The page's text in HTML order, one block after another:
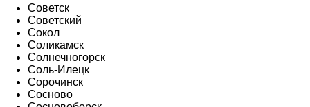
Советск
Советский
Сокол
Соликамск
Солнечногорск
Соль-Илецк
Сорочинск
Сосново